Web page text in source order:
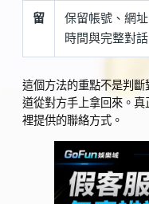
留
保留帳號、網址
時間與完整對話
這個方法的重點不是判
道從對方手上拿回來。
裡提供的聯絡方式。